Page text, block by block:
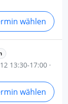
wählen
13:30-17:00 ·
wählen